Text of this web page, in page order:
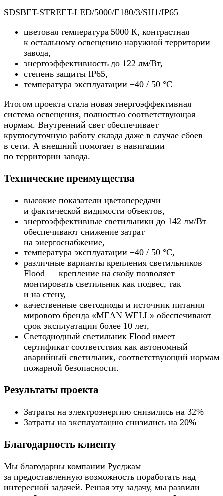
SDSBET-STREET-LED/5000/E180/3/SH1/IP65
цветовая температура 5000 К, контрастная
к остальному освещению наружной территории
завода,
энергоэффективность до 122 лм/Вт,
степень защиты IP65,
температура эксплуатации −40 / 50 °C
Итогом проекта стала новая энергоэффективная
система освещения, полностью соответствующая
нормам. Внутренний свет обеспечивает
круглосуточную работу склада даже в случае сбоев
в сети. А внешний помогает в навигации
по территории завода.
Технические преимущества
высокие показатели цветопередачи
и фактической видимости объектов,
энергоэффективные светильники до 142 лм/Вт
обеспечивают снижение затрат
на энергоснабжение,
температура эксплуатации −40 / 50 °C,
различные варианты крепления светильников
Flood — крепление на скобу позволяет
монтировать светильник как подвес, так
и на стену,
качественные светодиоды и источник питания
мирового бренда «MEAN WELL» обеспечивают
срок эксплуатации более 10 лет,
Светодиодный светильник Flood имеет
сертификат соответствия как автономный
аварийный светильник, соответствующий нормам
пожарной безопасности.
Результаты проекта
Затраты на электроэнергию снизились на 32%
Затраты на эксплуатацию снизились на 20%
Благодарность клиенту
Мы благодарны компании Русджам
за предоставленную возможность поработать над
интересной задачей. Решая эту задачу, мы развили